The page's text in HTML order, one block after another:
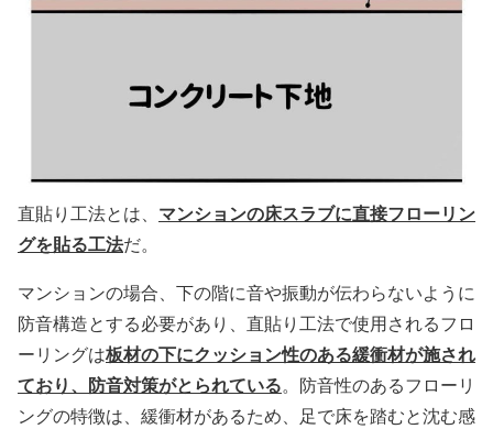
直貼り工法とは、 マンションの床スラブに直接フローリン
グを貼る工法だ。
マンションの場合、下の階に音や振動が伝わらないように
防音構造とする必要があり、直貼り工法で使用されるフロ
ーリングは板材の下にクッション性のある緩衝材が施され
ており、防音対策がとられている。防音性のあるフローリ
ングの特徴は、緩衝材があるため、足で床を踏むと沈む感